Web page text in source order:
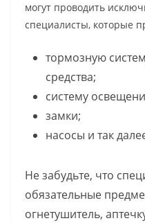
могут проводить
специалисты, которые
тормозную
средства;
систему
замки;
насосы и так
Не забудьте, что
обязательные
огнетушитель,